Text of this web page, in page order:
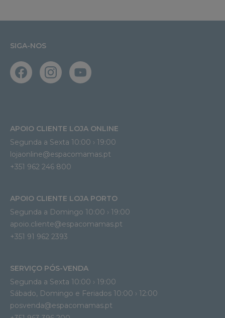
SIGA-NOS
APOIO CLIENTE LOJA ONLINE
Segunda a Sexta 10:00 › 19:00
lojaonline@espacomamas.pt
+351 962 246 800
APOIO CLIENTE LOJA PORTO
Segunda a Domingo 10:00 › 19:00
apoio.cliente@espacomamas.pt
+351 91 962 2393
SERVIÇO PÓS-VENDA
Segunda a Sexta 10:00 › 19:00
Sábado, Domingo e Feriados 10:00 › 12:00
posvenda@espacomamas.pt